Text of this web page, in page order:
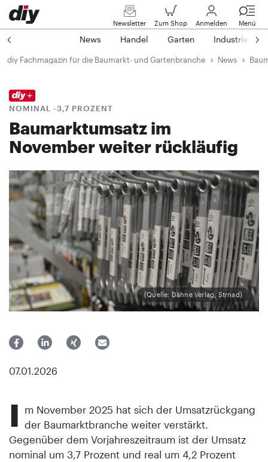
Newsletter Zum Shop Anmelden Menü
News Handel Garten Industrie
diy Fachmagazin für die Baumarkt- und Gartenbranche News
NOMINAL -3,7 PROZENT
Baumarktumsatz im
November weiter rückläufig
(Quelle: Dähne Verlag, Strnad)
07.01.2026
I m November 2025 hat sich der Umsatzrückgang
der Baumarktbranche weiter verstärkt.
Gegenüber dem Vorjahreszeitraum ist der Umsatz
nominal um 3,7 Prozent und real um 4,2 Prozent